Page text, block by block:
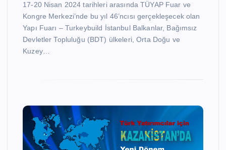
17-20 Nisan 2024 tarihleri arasında TÜYAP Fuar ve
Kongre Merkezi’nde bu yıl 46’ncısı gerçekleşecek olan
Yapı Fuarı – Turkeybuild İstanbul Balkanlar, Bağımsız
Devletler Topluluğu (BDT) ülkeleri, Orta Doğu ve
Kuzey…